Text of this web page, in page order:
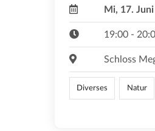
Mi, 17.
19:00 -
Schloss
Diverses Natur